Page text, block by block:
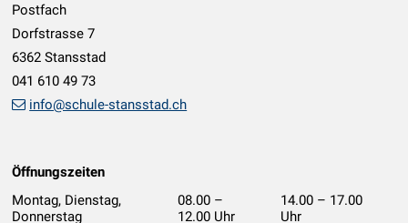
Postfach
Dorfstrasse 7
6362 Stansstad
041 610 49 73
info@schule-stansstad.ch
Öffnungszeiten
Montag, Dienstag,
Donnerstag
08.00 –
12.00 Uhr
14.00 – 17.00
Uhr